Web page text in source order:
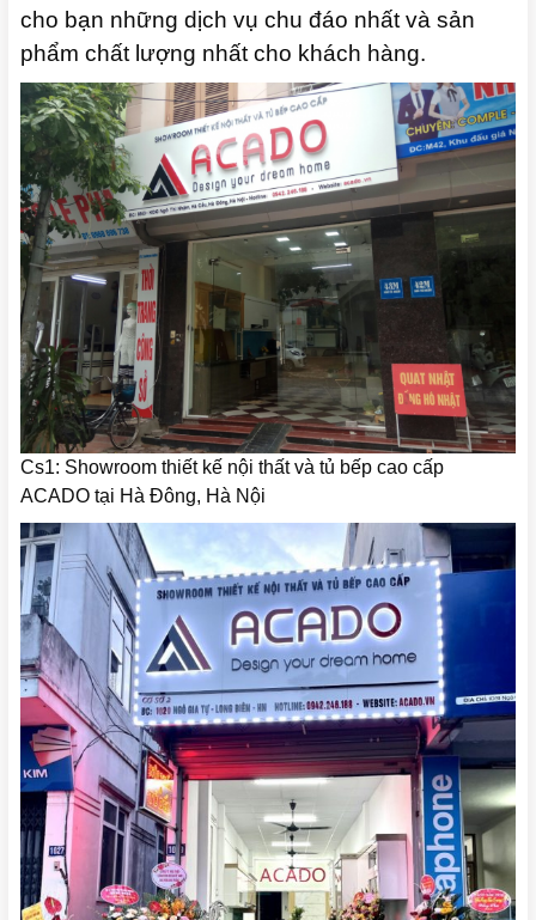
cho bạn những dịch vụ chu đáo nhất và sản
phẩm chất lượng nhất cho khách hàng.
Cs1: Showroom thiết kế nội thất và tủ bếp cao cấp
ACADO tại Hà Đông, Hà Nội